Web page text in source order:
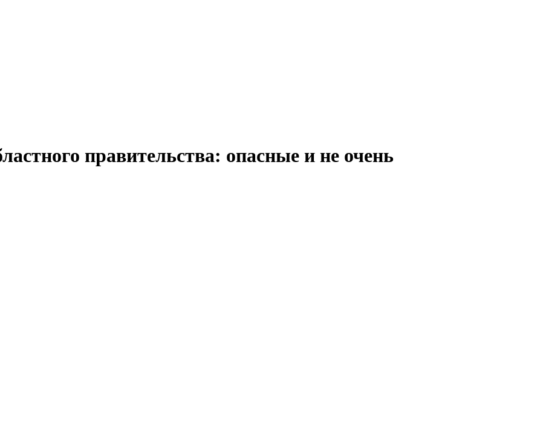
правительства: опасные и не очень